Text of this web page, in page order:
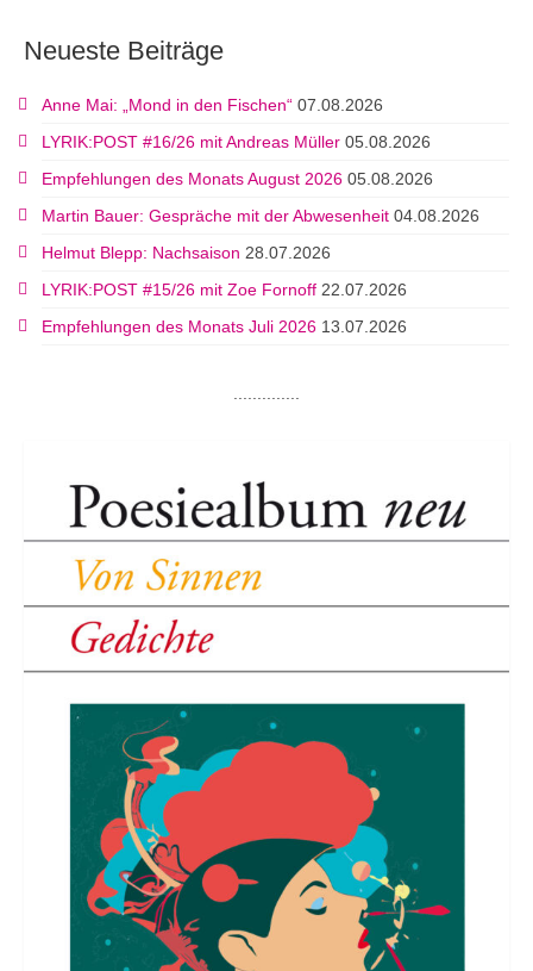
Neueste Beiträge
Anne Mai: „Mond in den Fischen“ 07.08.2026
LYRIK:POST #16/26 mit Andreas Müller 05.08.2026
Empfehlungen des Monats August 2026 05.08.2026
Martin Bauer: Gespräche mit der Abwesenheit 04.08.2026
Helmut Blepp: Nachsaison 28.07.2026
LYRIK:POST #15/26 mit Zoe Fornoff 22.07.2026
Empfehlungen des Monats Juli 2026 13.07.2026